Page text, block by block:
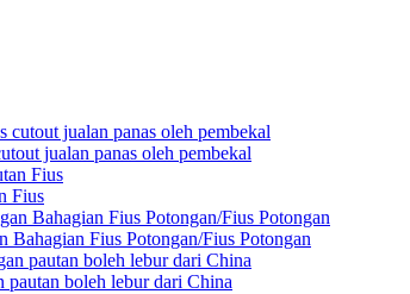
jualan panas oleh pembekal
Fius
Fius Potongan/Fius Potongan
boleh lebur dari China